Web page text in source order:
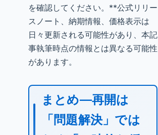
を確認してください。**公式リリー
スノート、納期情報、価格表示は
日々更新される可能性があり、本記
事執筆時点の情報とは異なる可能性
があります。
まとめ—再開は
「問題解決」では